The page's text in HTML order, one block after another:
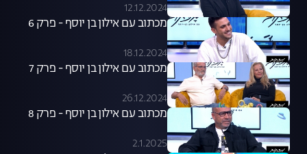
12.12.2024
מכתוב עם אילון בן יוסף - פרק 6
18.12.2024
מכתוב עם אילון בן יוסף - פרק 7
26.12.2024
מכתוב עם אילון בן יוסף - פרק 8
2.1.2025